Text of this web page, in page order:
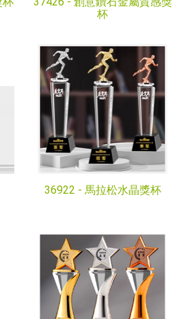
杯
36922 - 馬拉松水晶獎杯